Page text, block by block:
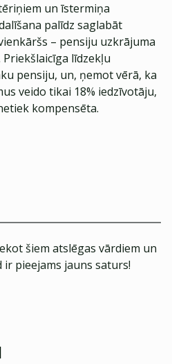
un īstermiņa
palīdz saglabāt
– pensiju uzkrājuma
līdzekļu
pensiju, un, ņemot vērā, ka
veido tikai 18% iedzīvotāju,
kompensēta.
šiem atslēgas vārdiem un
pieejams jauns saturs!